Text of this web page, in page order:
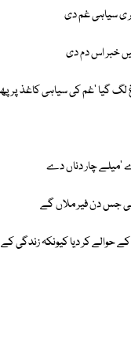
ی سیاہی غم دی
خبر اس دم دی
لگ گیا 'غم کی سیاہی کاغذ پر
'میلے چار دناں دے
جس دن فیر ملاں گے
کر دیا کیونکہ زندگی